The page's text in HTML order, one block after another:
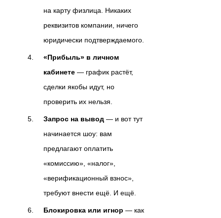
на карту физлица. Никаких
реквизитов компании, ничего
юридически подтверждаемого.
«Прибыль» в личном
кабинете — график растёт,
сделки якобы идут, но
проверить их нельзя.
Запрос на вывод — и вот тут
начинается шоу: вам
предлагают оплатить
«комиссию», «налог»,
«верификационный взнос»,
требуют внести ещё. И ещё.
Блокировка или игнор — как